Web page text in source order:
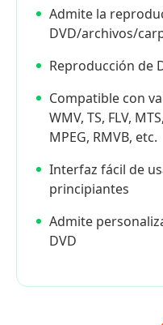
Admite la
DVD/archivos/
Reproducción de
Compatible con
WMV, TS, FLV,
MPEG, RMVB, etc.
Interfaz fácil de
principiantes
Admite
DVD